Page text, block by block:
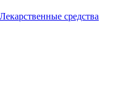
Лекарственные средства